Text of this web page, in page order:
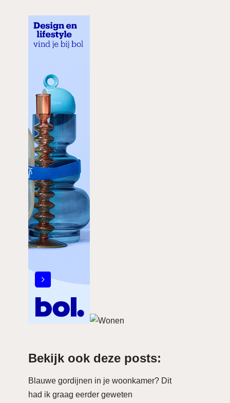
Bekijk ook deze posts:
Blauwe gordijnen in je woonkamer? Dit
had ik graag eerder geweten